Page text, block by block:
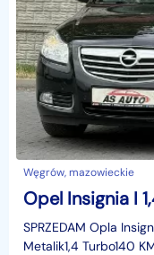
Węgrów, mazowieckie
SPRZEDAM Opla
Metalik1,4 Turbo140